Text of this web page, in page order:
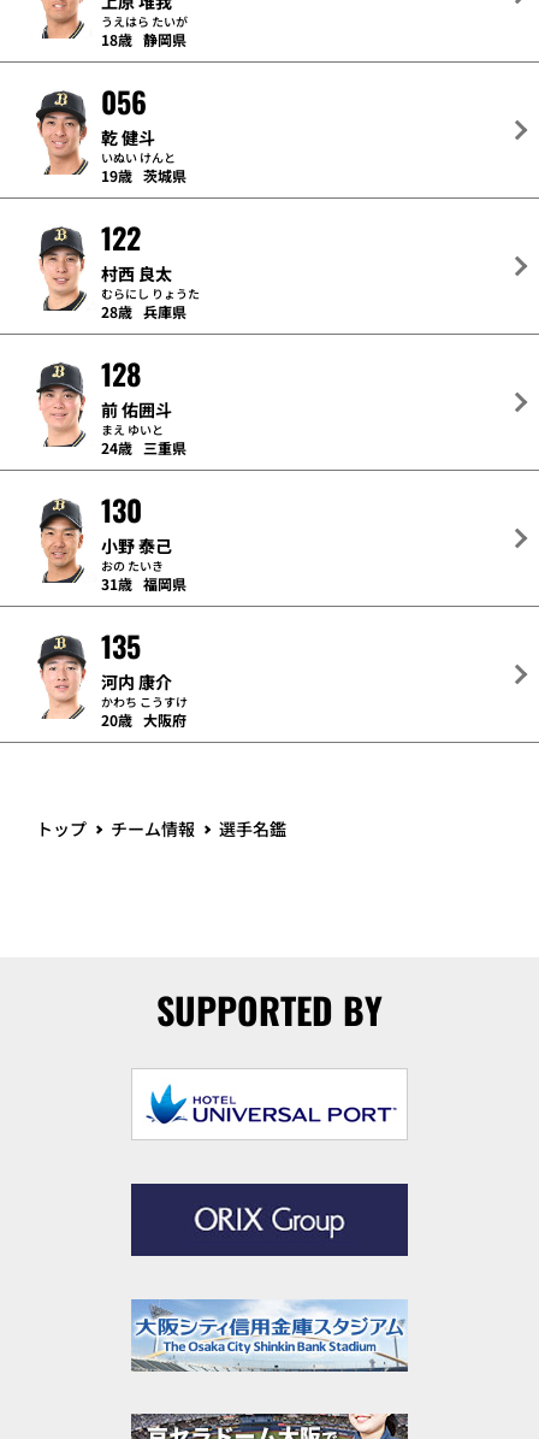
うえはら たいが
18歳 静岡県
056
乾 健斗
いぬい けんと
19歳 茨城県
122
村西 良太
むらにし りょうた
28歳 兵庫県
128
前 佑囲斗
まえ ゆいと
24歳 三重県
130
小野 泰己
おの たいき
31歳 福岡県
135
河内 康介
かわち こうすけ
20歳 大阪府
トップ チーム情報 選手名鑑
SUPPORTED BY